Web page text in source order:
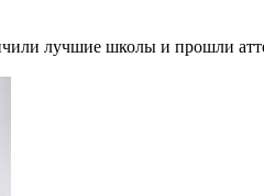
лучшие школы и прошли